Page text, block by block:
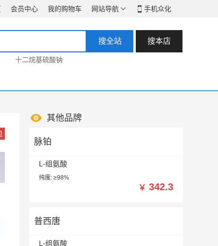
会员中心 我的购物车 网站导航 手机众化
搜全站 搜本店
十二烷基硫酸钠
 其他品牌
脉铂
L-组氨酸
纯度: ≥98%
￥ 342.3
普西唐
L-组氨酸